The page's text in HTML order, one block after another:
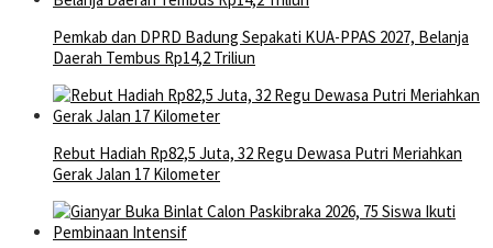
Pemkab dan DPRD Badung Sepakati KUA-PPAS 2027, Belanja
Daerah Tembus Rp14,2 Triliun
Rebut Hadiah Rp82,5 Juta, 32 Regu Dewasa Putri Meriahkan
Gerak Jalan 17 Kilometer